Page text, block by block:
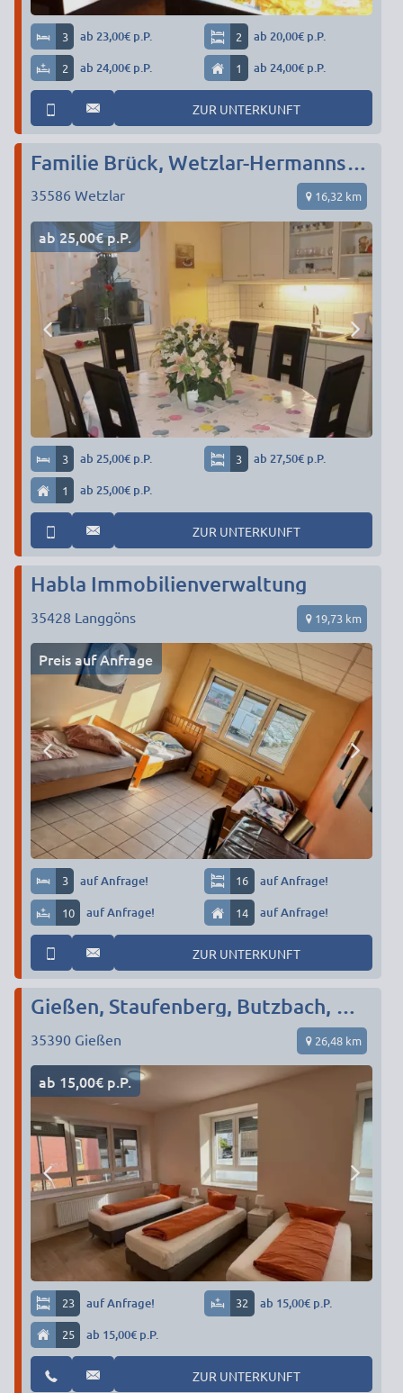
3 ab 23,00€ p.P. 2 ab 20,00€ p.P.
2 ab 24,00€ p.P. 1 ab 24,00€ p.P.
ZUR UNTERKUNFT
Familie Brück, Wetzlar-Hermannstein
35586 Wetzlar 16,32 km
ab 25,00€ p.P.
3 ab 25,00€ p.P. 3 ab 27,50€ p.P.
1 ab 25,00€ p.P.
ZUR UNTERKUNFT
Habla Immobilienverwaltung
35428 Langgöns 19,73 km
Preis auf Anfrage
3 auf Anfrage! 16 auf Anfrage!
10 auf Anfrage! 14 auf Anfrage!
ZUR UNTERKUNFT
Gießen, Staufenberg, Butzbach, Wetzlar, Lich.
35390 Gießen 26,48 km
ab 15,00€ p.P.
23 auf Anfrage! 32 ab 15,00€ p.P.
25 ab 15,00€ p.P.
ZUR UNTERKUNFT